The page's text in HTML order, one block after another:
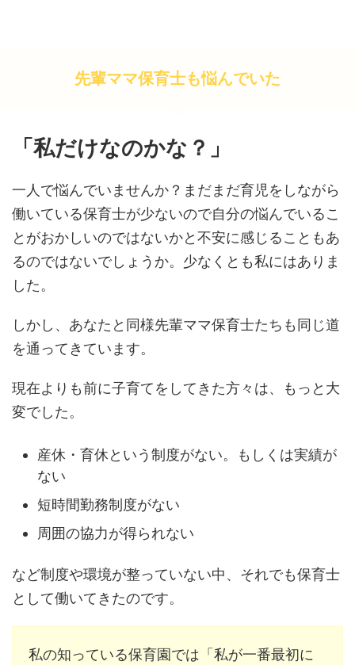
先輩ママ保育士も悩んでいた
「私だけなのかな？」
一人で悩んでいませんか？まだまだ育児をしながら
働いている保育士が少ないので自分の悩んでいるこ
とがおかしいのではないかと不安に感じることもあ
るのではないでしょうか。少なくとも私にはありま
した。
しかし、あなたと同様先輩ママ保育士たちも同じ道
を通ってきています。
現在よりも前に子育てをしてきた方々は、もっと大
変でした。
産休・育休という制度がない。もしくは実績が
ない
短時間勤務制度がない
周囲の協力が得られない
など制度や環境が整っていない中、それでも保育士
として働いてきたのです。
私の知っている保育園では「私が一番最初に